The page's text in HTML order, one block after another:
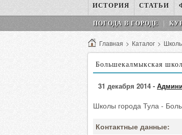
ИСТОРИЯ СТАТЬИ
ПОГОДА В ГОРОДЕ
Главная > Каталог >
Большекалмыкская
31 декабря 2014 -
Школы города Тула -
Контактные данные: